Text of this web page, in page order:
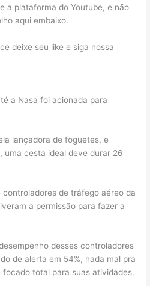
a plataforma do Youtube, e não
aqui embaixo.
deixe seu like e siga nossa
a Nasa foi acionada para
lançadora de foguetes, e
uma cesta ideal deve durar 26
de tráfego aéreo da
a permissão para fazer a
desses controladores
de alerta em 54%, nada mal pra
total para suas atividades.